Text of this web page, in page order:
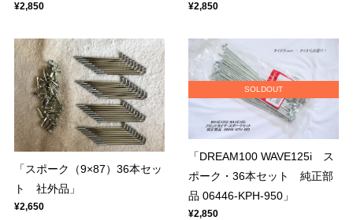
¥2,850 ¥2,850
「スポーク（9×87）36本セッ
ト 社外品」
¥2,650
SOLDOUT
「DREAM100 WAVE125i ス
ポーク・36本セット 純正部
品 06446-KPH-950」
¥2,850